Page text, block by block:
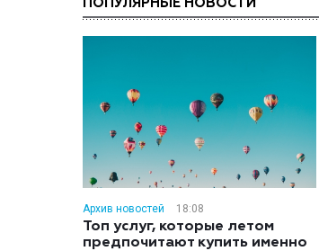
ПОПУЛЯРНЫЕ НОВОСТИ
Архив новостей 18:08
Топ услуг, которые летом
предпочитают купить именно